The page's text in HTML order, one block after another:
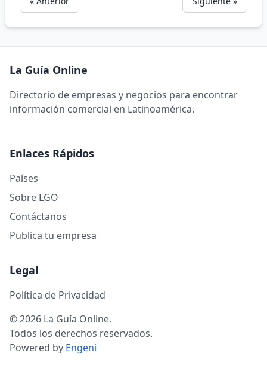
La Guía Online
Directorio de empresas y negocios para encontrar
información comercial en Latinoamérica.
Enlaces Rápidos
Países
Sobre LGO
Contáctanos
Publica tu empresa
Legal
Política de Privacidad
© 2026 La Guía Online.
Todos los derechos reservados.
Powered by Engeni